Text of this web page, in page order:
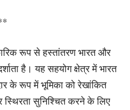
रूप से हस्तांतरण भारत और
है। यह सहयोग क्षेत्र में भारत
के रूप में भूमिका को रेखांकित
स्थिरता सुनिश्चित करने के लिए